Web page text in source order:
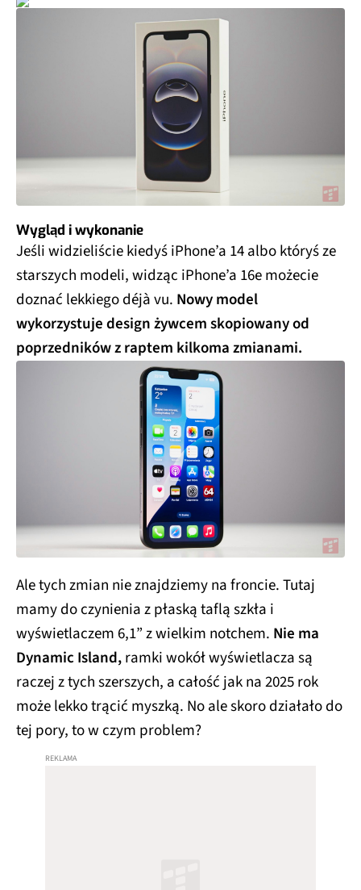
Wygląd i wykonanie
Jeśli widzieliście kiedyś iPhone’a 14 albo któryś ze
starszych modeli, widząc iPhone’a 16e możecie
doznać lekkiego déjà vu. Nowy model
wykorzystuje design żywcem skopiowany od
poprzedników z raptem kilkoma zmianami.
Ale tych zmian nie znajdziemy na froncie. Tutaj
mamy do czynienia z płaską taflą szkła i
wyświetlaczem 6,1” z wielkim notchem. Nie ma
Dynamic Island,ramki wokół wyświetlacza są
raczej z tych szerszych, a całość jak na 2025 rok
może lekko trącić myszką. No ale skoro działało do
tej pory, to w czym problem?